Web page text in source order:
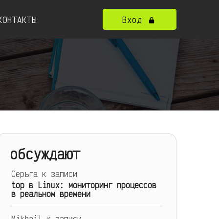
Вход
обсуждают
Серьгак записи
top в Linux: мониторинг процессов
в реальном времени